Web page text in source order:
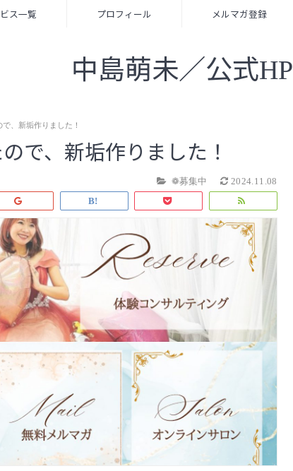
ス一覧 プロフィール メルマガ登録
中島萌未／公式HP
、新垢作りました！
で、新垢作りました！
❁募集中 2024.11.08